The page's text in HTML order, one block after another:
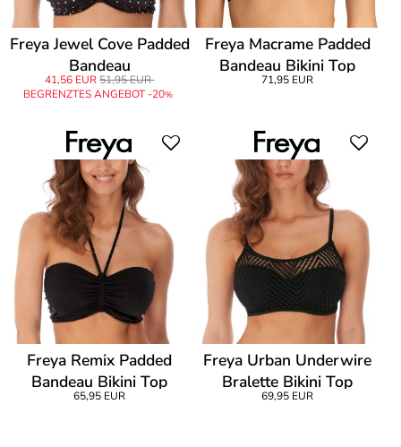
Freya Jewel Cove Padded
Bandeau
41,56 EUR51,95 EUR
BEGRENZTES ANGEBOT -20%
Freya Macrame Padded
Bandeau Bikini Top
71,95 EUR
Freya Remix Padded
Bandeau Bikini Top
65,95 EUR
Freya Urban Underwire
Bralette Bikini Top
69,95 EUR